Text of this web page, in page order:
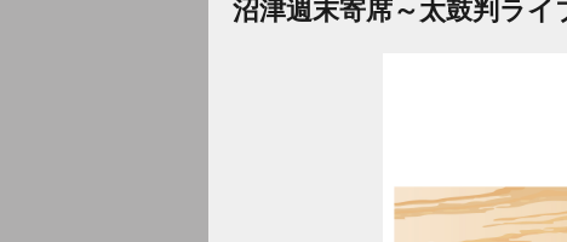
沼津週末寄席～太鼓判ライ